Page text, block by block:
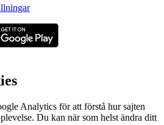
Analytics för att förstå hur sajten
Du kan när som helst ändra ditt